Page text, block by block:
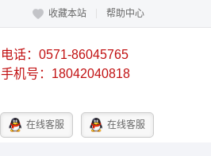
收藏本站 帮助中心
电话：0571-86045765
手机号：18042040818
在线客服 在线客服